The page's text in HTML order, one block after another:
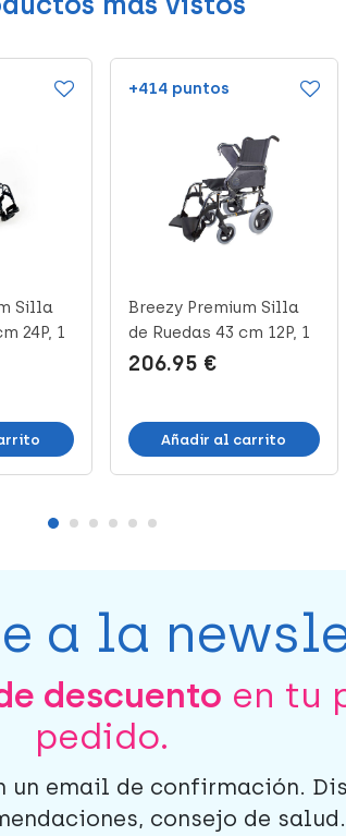
Silla
24P, 1
+414 puntos
Breezy Premium Silla
de Ruedas 43 cm 12P, 1
Unid...
206.95 €
Añadir al carrito
a la
descuento en tu
pedido.
un email de confirmación.
consejo de